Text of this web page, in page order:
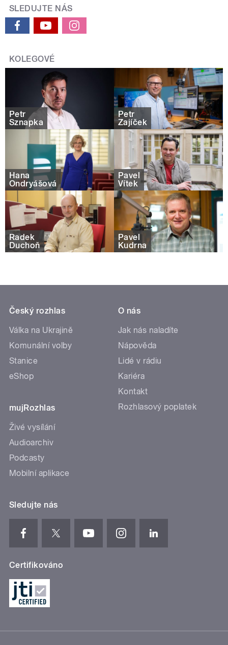
SLEDUJTE NÁS
KOLEGOVÉ
Petr
Sznapka
Petr
Zajíček
Hana
Ondryášová
Pavel
Vítek
Radek
Duchoň
Pavel
Kudrna
Český rozhlas
Válka na Ukrajině
Komunální volby
Stanice
eShop
mujRozhlas
Živé vysílání
Audioarchiv
Podcasty
Mobilní aplikace
O nás
Jak nás naladíte
Nápověda
Lidé v rádiu
Kariéra
Kontakt
Rozhlasový poplatek
Sledujte nás
Certifikováno